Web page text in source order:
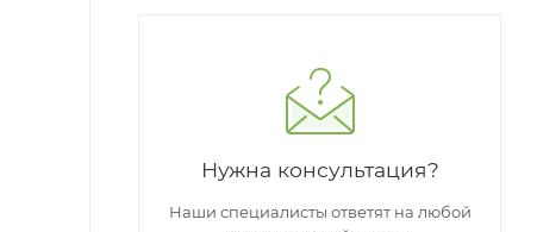
Нужна консультация?
Наши специалисты ответят на любой